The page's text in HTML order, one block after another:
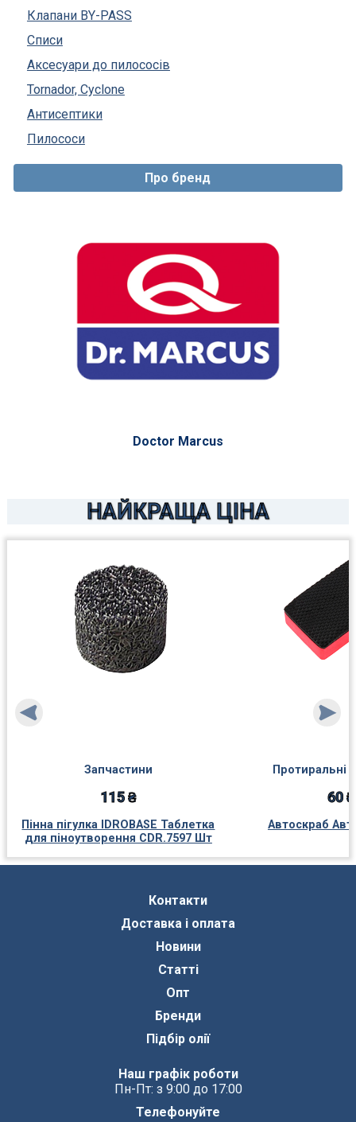
Клапани BY-PASS
Списи
Аксесуари до пилососів
Tornador, Cyclone
Антисептики
Пилососи
Про бренд
Doctor Marcus
НАЙКРАЩА ЦІНА
Запчастини
115 ₴
Пінна пігулка IDROBASE Таблетка
для піноутворення CDR.7597 Шт
Протиральні
60 ₴
Автоскраб
Контакти
Доставка і оплата
Новини
Статті
Опт
Бренди
Підбір олії
Наш графік роботи
Пн-Пт: з 9:00 до 17:00
Телефонуйте